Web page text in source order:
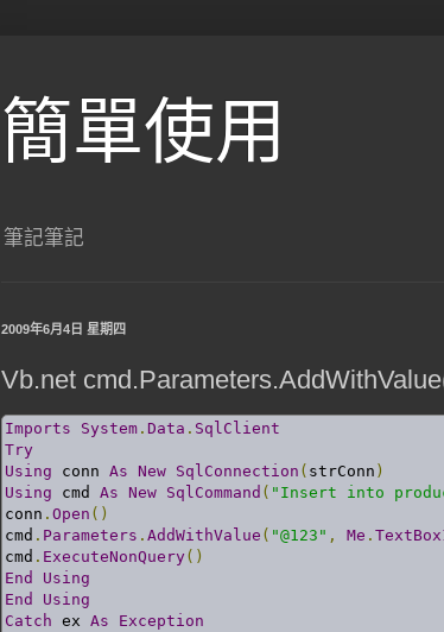
簡單使用
筆記筆記
2009年6月4日 星期四
Vb.net
Imports System . Data . SqlClient
Try
Using conn As New SqlConnection ( strConn )
Using cmd As New SqlCommand ( "Insert into
conn . Open ()
cmd . Parameters . AddWithValue ( "@123" , Me .
cmd . ExecuteNonQuery()
End
Using
End
Using
Catch ex As
Exception